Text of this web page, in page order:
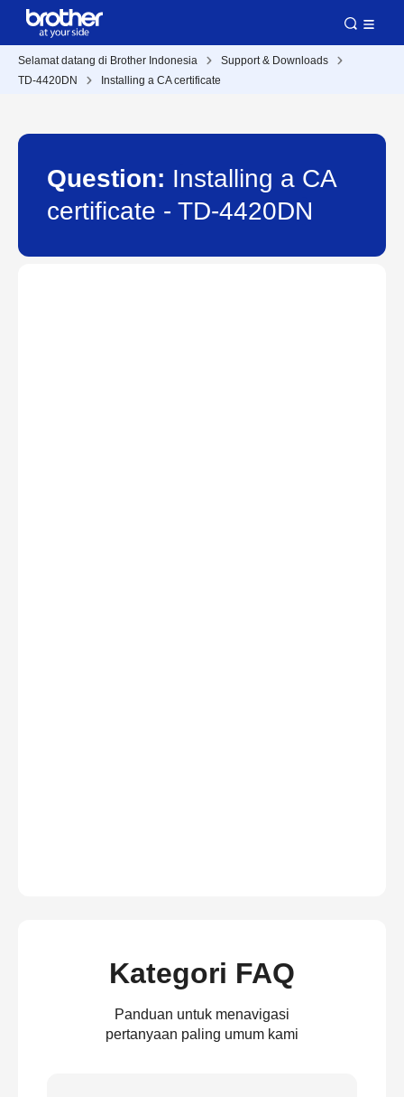
Selamat datang di Brother Indonesia
Support & Downloads
TD-4420DN
Installing a CA certificate
Question: Installing a CA
certificate - TD-4420DN
Kategori FAQ
Panduan untuk menavigasi
pertanyaan paling umum kami